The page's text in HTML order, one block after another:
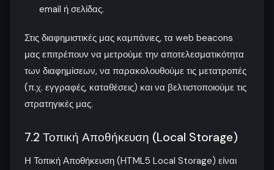
email ή σελίδας.
Στις διαφημιστικές μας καμπάνιες, τα web beacons
μας επιτρέπουν να μετρούμε την αποτελεσματικότητα
των διαφημίσεων, να παρακολουθούμε τις μετατροπές
(π.χ. εγγραφές, καταθέσεις) και να βελτιστοποιούμε τις
στρατηγικές μας.
7.2 Τοπική Αποθήκευση (Local Storage)
Η Τοπική Αποθήκευση (HTML5 Local Storage) είναι